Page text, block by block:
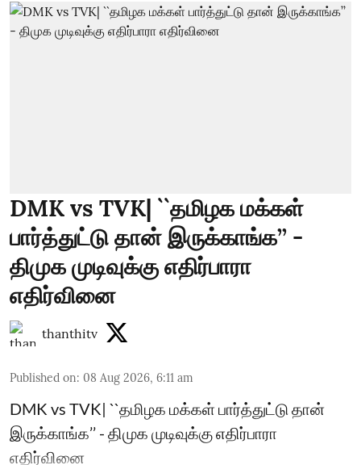
DMK vs TVK| ``தமிழக மக்கள்
பார்த்துட்டு தான் இருக்காங்க’’ -
திமுக முடிவுக்கு எதிர்பாரா
எதிர்வினை
thanthitv
Published on: 08 Aug 2026, 6:11 am
DMK vs TVK| ``தமிழக மக்கள் பார்த்துட்டு தான்
இருக்காங்க’’ - திமுக முடிவுக்கு எதிர்பாரா
எதிர்வினை